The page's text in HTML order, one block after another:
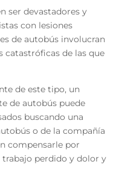
ser devastadores y
con lesiones
de autobús involucran
catastróficas de las que
de este tipo, un
de autobús puede
buscando una
o de la compañía
compensarle por
perdido y dolor y